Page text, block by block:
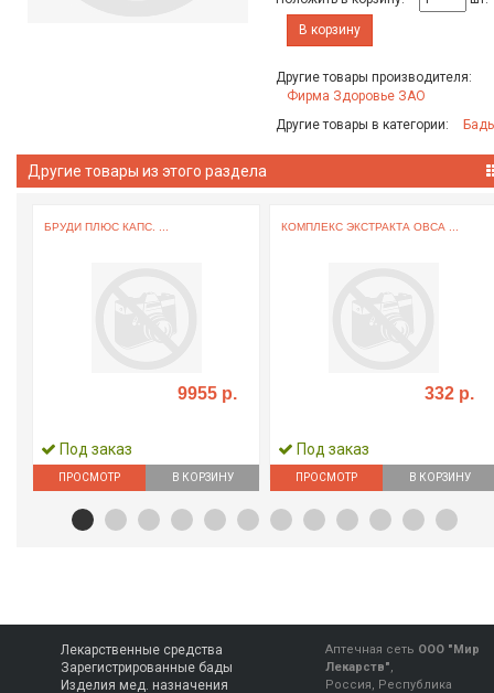
В корзину
Другие товары производителя:
Фирма Здоровье ЗАО
Другие товары в категории:
Другие товары из этого раздела
БРУДИ ПЛЮС КАПС. ...
9955 р.
Под заказ
ПРОСМОТР В КОРЗИНУ
КОМПЛЕКС ЭКСТРАКТА ОВСА ...
332 р.
Под заказ
ПРОСМОТР В КОРЗИНУ
Лекарственные средства
Зарегистрированные бады
Изделия мед. назначения
Аптечная сеть ООО "Мир
Лекарств",
Россия, Республика